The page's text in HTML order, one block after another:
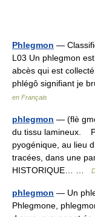
Phlegmon —
L03 Un phlegmon
abcès qui est
phlégô signifiant je
en Français
phlegmon — (flè
du tissu lamineux.
pyogénique, au lieu
tracées, dans une
HISTORIQUE… …
phlegmon — Un
Phlegmone,